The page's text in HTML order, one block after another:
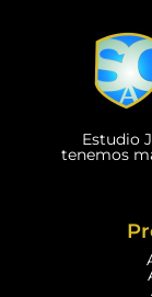
Estudio
tenemos